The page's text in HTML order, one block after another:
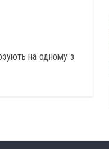
на одному з